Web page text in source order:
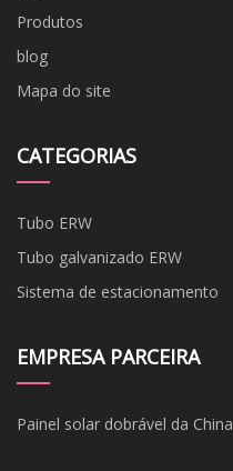
Produtos
blog
Mapa do site
CATEGORIAS
Tubo ERW
Tubo galvanizado ERW
Sistema de estacionamento
EMPRESA PARCEIRA
Painel solar dobrável da China